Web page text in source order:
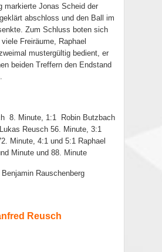
markierte Jonas Scheid der
abschloss und den Ball im
Zum Schluss boten sich
Freiräume, Raphael
mustergültig bedient, er
beiden Treffern den Endstand
8. Minute, 1:1 Robin Butzbach
Reusch 56. Minute, 3:1
Minute, 4:1 und 5:1 Raphael
Minute und 88. Minute
Rauschenberg
Reusch